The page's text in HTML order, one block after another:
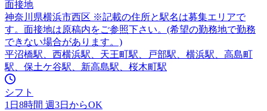
面接地
神奈川県横浜市西区 ※記載の住所と駅名は募集エリアで
す。面接地は原稿内をご参照下さい。(希望の勤務地で勤務
できない場合があります。)
平沼橋駅、西横浜駅、天王町駅、戸部駅、横浜駅、高島町
駅、保土ケ谷駅、新高島駅、桜木町駅
シフト
1日8時間 週3日からOK